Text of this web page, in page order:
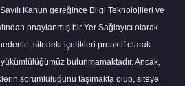
Kanun gereğince Bilgi Teknolojileri ve
onaylanmış bir Yer Sağlayıcı olarak
sitedeki içerikleri proaktif olarak
bulunmamaktadır. Ancak,
sorumluluğunu taşımakta olup, siteye